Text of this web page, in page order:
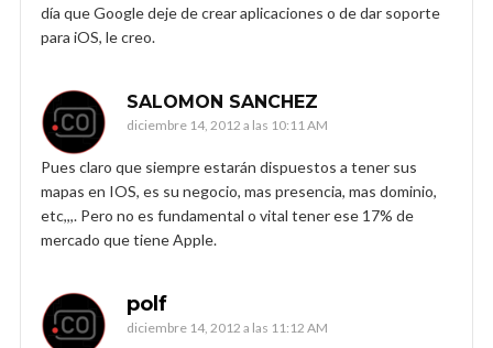
día que Google deje de crear aplicaciones o de dar soporte
para iOS, le creo.
SALOMON SANCHEZ
diciembre 14, 2012 a las 10:11 AM
Pues claro que siempre estarán dispuestos a tener sus
mapas en IOS, es su negocio, mas presencia, mas dominio,
etc,,,. Pero no es fundamental o vital tener ese 17% de
mercado que tiene Apple.
polf
diciembre 14, 2012 a las 11:12 AM